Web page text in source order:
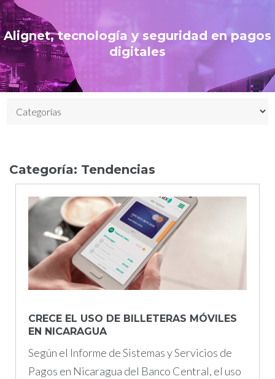
Alignet, tecnología y seguridad en pagos
digitales
Categoría: Tendencias
Categoría:
Tendencias
CRECE EL USO DE BILLETERAS MÓVILES
EN NICARAGUA
Según el Informe de Sistemas y Servicios de
Pagos en Nicaragua del Banco Central, el uso